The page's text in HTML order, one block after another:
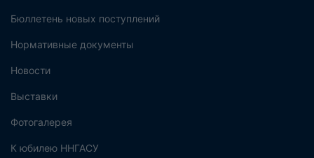
Бюллетень новых поступлений
Нормативные документы
Новости
Выставки
Фотогалерея
К юбилею ННГАСУ